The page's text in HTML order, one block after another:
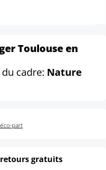
Toulouse en
cadre: Nature
part
gratuits